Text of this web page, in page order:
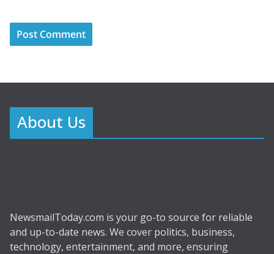
About Us
NewsmailToday.com is your go-to source for reliable
and up-to-date news. We cover politics, business,
technology, entertainment, and more, ensuring